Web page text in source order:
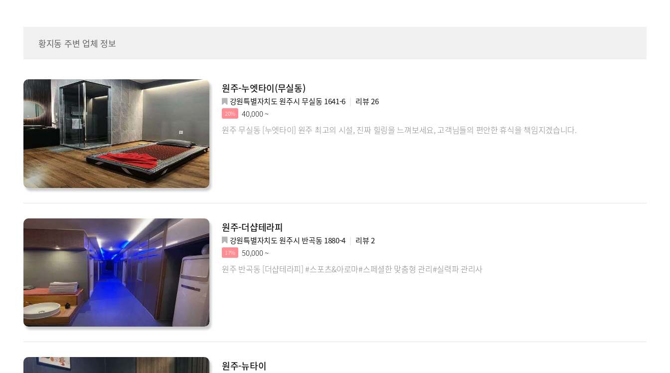
황지동 주변 업체 정보
원주-누엣타이(무실동)
강원특별자치도 원주시 무실동 1641-6 리뷰26
20% 40,000 ~
원주 무실동 [누엣타이] 원주 최고의 시설, 진짜 힐링을 느껴보세요, 고객님들의 편안한 휴식을 책임지겠습니다.
원주-더샵테라피
강원특별자치도 원주시 반곡동 1880-4 리뷰2
17% 50,000 ~
원주 반곡동 [더샵테라피] #스포츠&아로마#스페셜한 맞춤형 관리#실력파 관리사
원주-뉴타이